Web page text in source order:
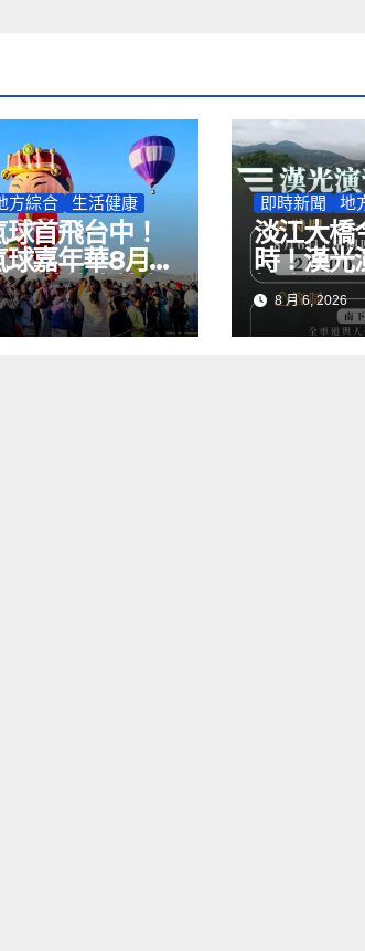
方綜合 生活健康
首飛台中！
球嘉年華8月登
、蕭煌奇接力
即時新聞 地
淡江大橋
時！漢光
操演 用
橋8 月 6, 2026